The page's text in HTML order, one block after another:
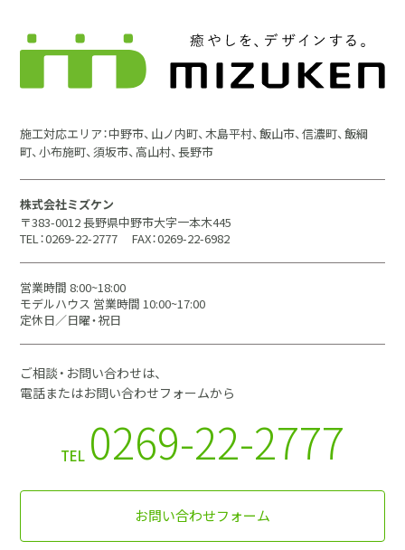
施工対応エリア：中野市、山ノ内町、木島平村、飯山市、信濃町、飯綱
町、小布施町、須坂市、高山村、長野市
株式会社ミズケン
〒383-0012 長野県中野市大字一本木445
TEL：0269-22-2777
FAX：0269-22-6982
営業時間 8:00~18:00
モデルハウス 営業時間 10:00~17:00
定休日／日曜・祝日
ご相談・お問い合わせは、
電話またはお問い合わせフォームから
TEL 0269-22-2777
お問い合わせフォーム